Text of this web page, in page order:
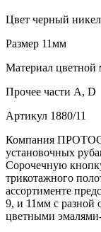
Цвет черный
Размер 11мм
Материал цветной
Прочее части А, D
Артикул 1880/11
Компания ПРОТОС
установочных
Сорочечную
трикотажного
ассортименте
9, и 11мм с разной
цветными